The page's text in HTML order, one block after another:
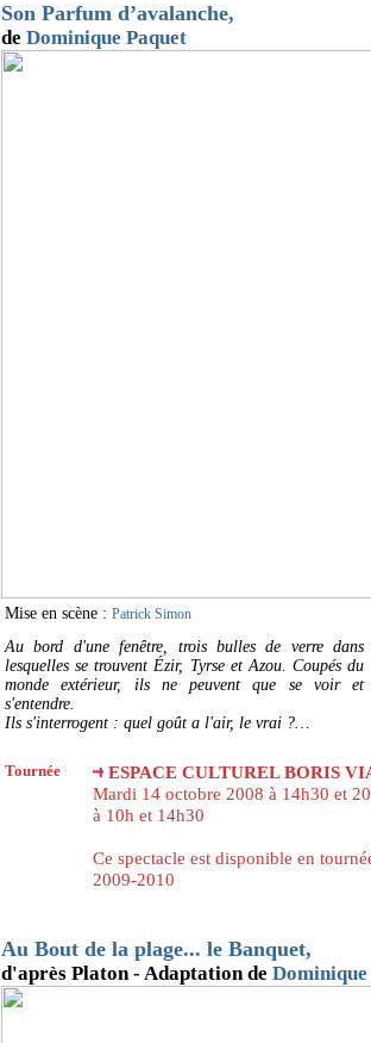
Son Parfum d’avalanche,
de Dominique Paquet
Mise en scène : Patrick Simon
Au bord d'une fenêtre, trois bulles de verre dans
lesquelles se trouvent Ézir, Tyrse et Azou. Coupés du
monde extérieur, ils ne peuvent que se voir et
s'entendre.
Ils s'interrogent : quel goût a l'air, le vrai ?…
Tournée
ESPACE CULTUREL BORIS
Mardi 14 octobre 2008 à 14h30 et
à 10h et 14h30
Ce spectacle est disponible en
2009-2010
Au Bout de la plage... le Banquet,
d'après Platon - Adaptation de Dominique